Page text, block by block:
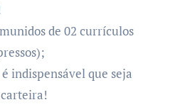
de 02 currículos
indispensável que seja